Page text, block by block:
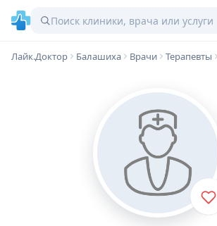
Лайк.Доктор Балашиха Врачи Терапевты